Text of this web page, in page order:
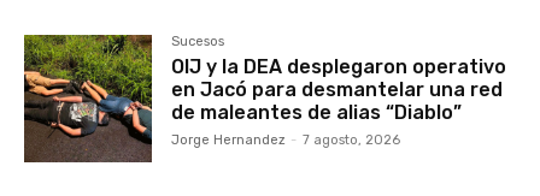
Sucesos
OIJ y la DEA desplegaron operativo
en Jacó para desmantelar una red
de maleantes de alias “Diablo”
Jorge Hernandez - 7 agosto, 2026